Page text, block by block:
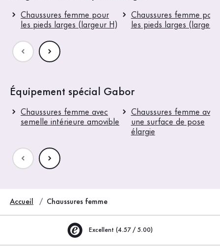
Chaussures femme pour
les pieds larges (largeur H)
Chaussures femme pour
les pieds larges (largeur
Équipement spécial Gabor
Chaussures femme avec
semelle intérieure amovible
Chaussures femme avec
une surface de pose
élargie
Accueil Chaussures femme
Excellent (4.57 / 5.00)